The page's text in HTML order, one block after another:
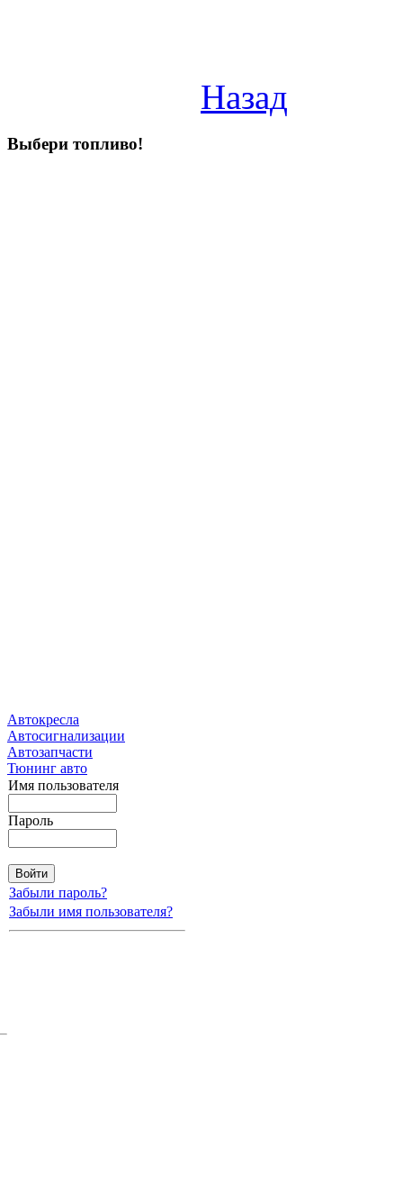
Назад
Выбери топливо!
Автокресла
Автосигнализации
Автозапчасти
Тюнинг авто
Имя пользователя
Пароль
Забыли пароль?
Забыли имя пользователя?